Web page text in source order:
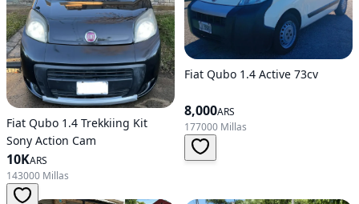
Fiat Qubo 1.4 Trekkiing Kit
Sony Action Cam
10KARS
143000 Millas
Fiat Qubo 1.4 Active 73cv
8,000ARS
177000 Millas